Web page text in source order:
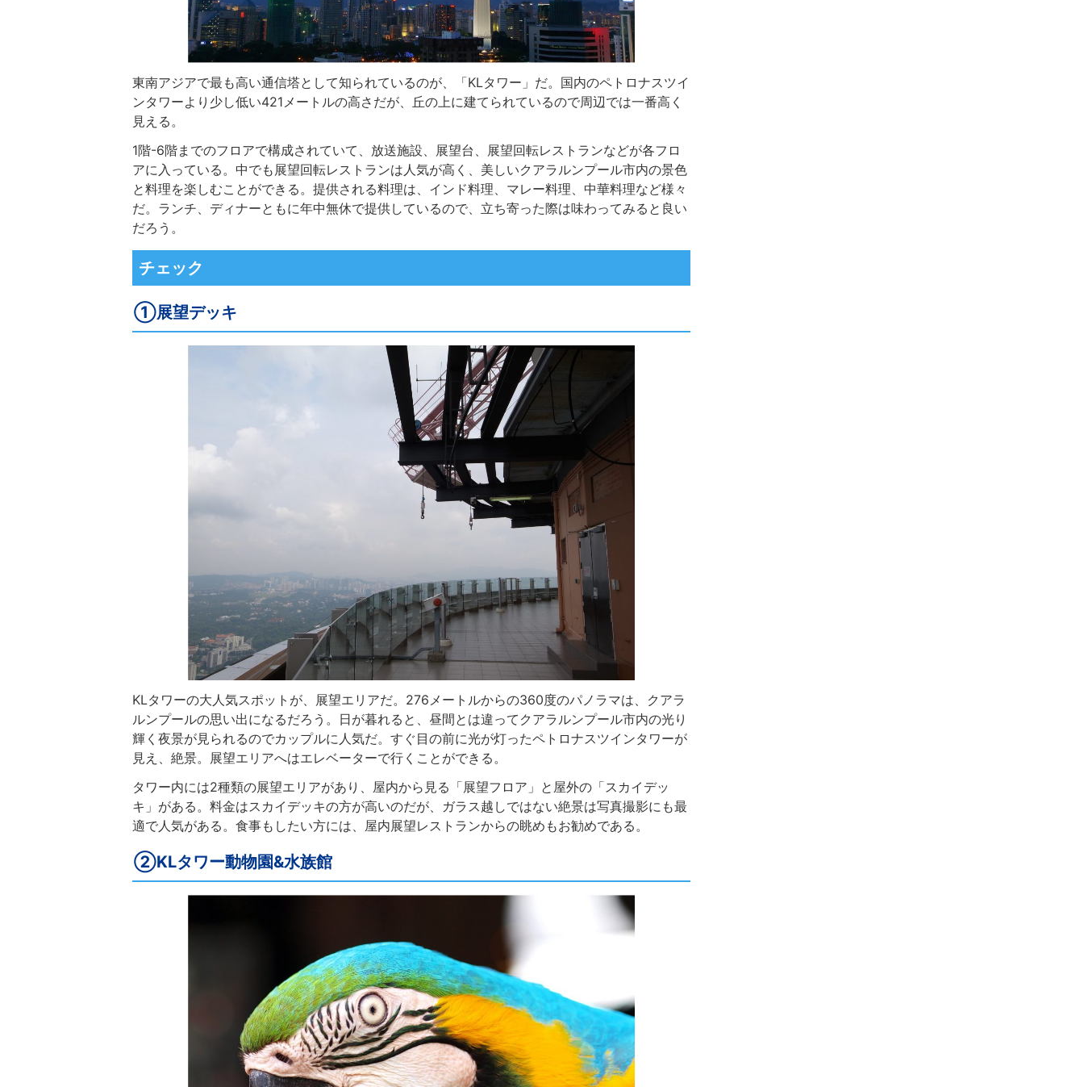
東南アジアで最も高い通信塔として知られているのが、「KLタワー」だ。国内のペトロナスツイ
ンタワーより少し低い421メートルの高さだが、丘の上に建てられているので周辺では一番高く
見える。
1階-6階までのフロアで構成されていて、放送施設、展望台、展望回転レストランなどが各フロ
アに入っている。中でも展望回転レストランは人気が高く、美しいクアラルンプール市内の景色
と料理を楽しむことができる。提供される料理は、インド料理、マレー料理、中華料理など様々
だ。ランチ、ディナーともに年中無休で提供しているので、立ち寄った際は味わってみると良い
だろう。
チェック
①展望デッキ
KLタワーの大人気スポットが、展望エリアだ。276メートルからの360度のパノラマは、クアラ
ルンプールの思い出になるだろう。日が暮れると、昼間とは違ってクアラルンプール市内の光り
輝く夜景が見られるのでカップルに人気だ。すぐ目の前に光が灯ったペトロナスツインタワーが
見え、絶景。展望エリアへはエレベーターで行くことができる。
タワー内には2種類の展望エリアがあり、屋内から見る「展望フロア」と屋外の「スカイデッ
キ」がある。料金はスカイデッキの方が高いのだが、ガラス越しではない絶景は写真撮影にも最
適で人気がある。食事もしたい方には、屋内展望レストランからの眺めもお勧めである。
②KLタワー動物園&水族館